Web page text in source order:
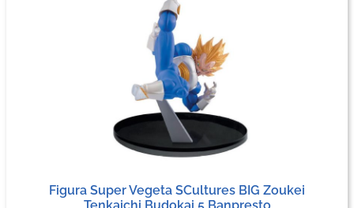
Figura Super Vegeta SCultures BIG Zoukei
Tenkaichi Budokai 5 Banpresto